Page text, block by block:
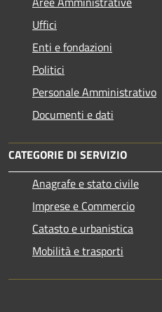
Uffici
Enti e fondazioni
Politici
Personale Amministrativo
Documenti e dati
CATEGORIE DI SERVIZIO
Anagrafe e stato civile
Imprese e Commercio
Catasto e urbanistica
Mobilità e trasporti